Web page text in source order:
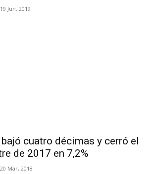
19 Jun, 2019
cuatro décimas y cerró el
de 2017 en 7,2%
20 Mar, 2018